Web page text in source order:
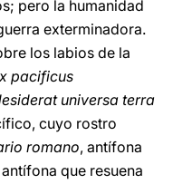
pero la humanidad
exterminadora.
los labios de la
pacificus
universa terra
cuyo rostro
romano, antífona
que resuena